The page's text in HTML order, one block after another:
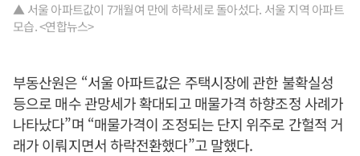
▲ 서울 아파트값이 7개월여 만에 하락세로 돌아섰다. 서울 지역 아파트
모습. <연합뉴스>
부동산원은 “서울 아파트값은 주택시장에 관한 불확실성
등으로 매수 관망세가 확대되고 매물가격 하향조정 사례가
나타났다”며 “매물가격이 조정되는 단지 위주로 간헐적 거
래가 이뤄지면서 하락전환했다”고 말했다.